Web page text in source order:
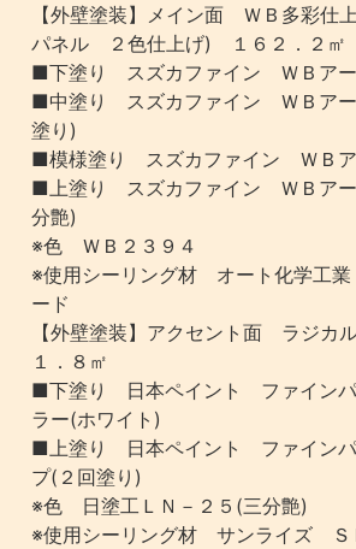
【外壁塗装】メイン面 ＷＢ多彩仕
パネル ２色仕上げ) １６２．２㎡
■下塗り スズカファイン ＷＢアー
■中塗り スズカファイン ＷＢアー
塗り)
■模様塗り スズカファイン ＷＢア
■上塗り スズカファイン ＷＢアー
分艶)
※色 ＷＢ２３９４
※使用シーリング材 オート化学工
ード
【外壁塗装】アクセント面 ラジカ
１．８㎡
■下塗り 日本ペイント ファインパ
ラー(ホワイト)
■上塗り 日本ペイント ファインパ
プ(２回塗り)
※色 日塗工ＬＮ－２５(三分艶)
※使用シーリング材 サンライズ